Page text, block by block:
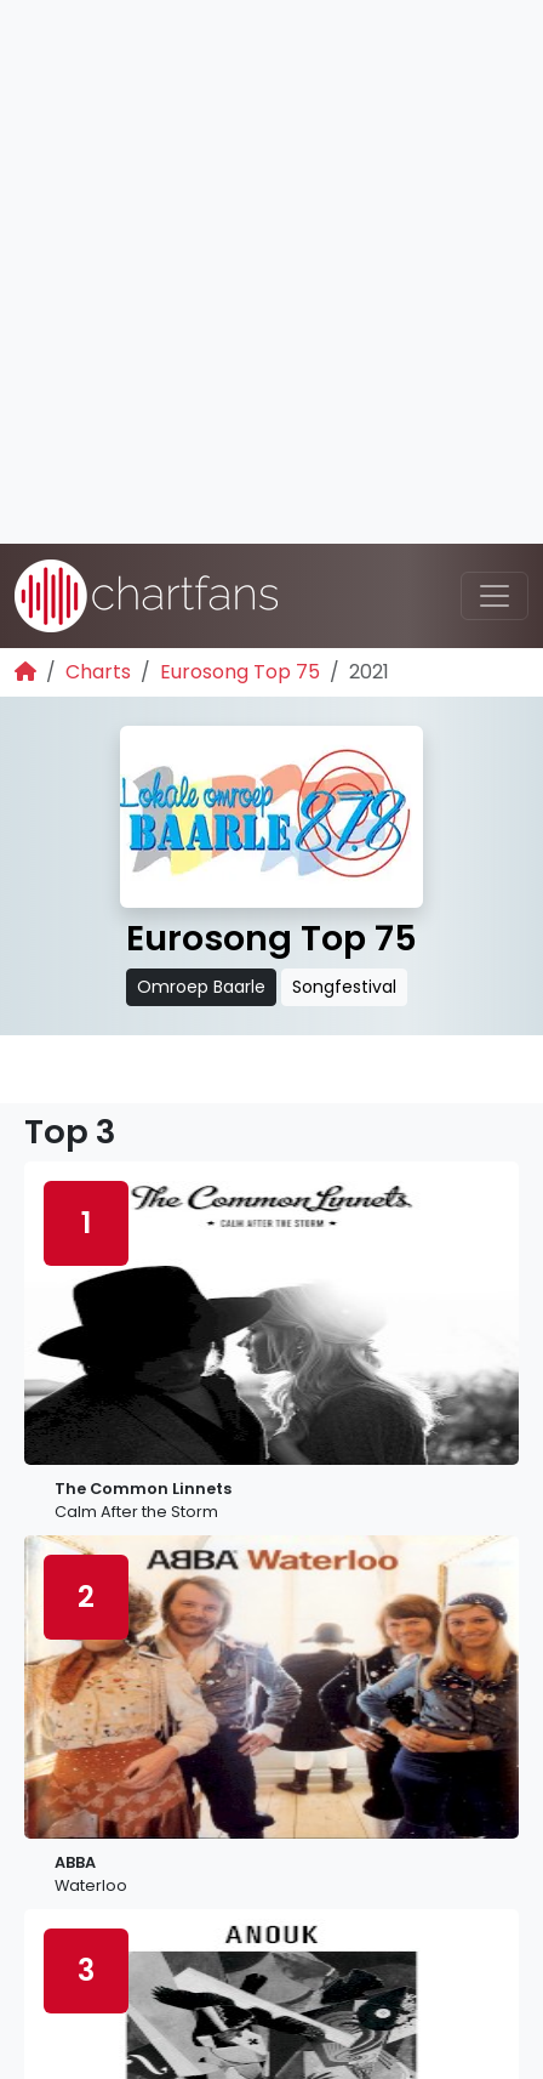
Charts Eurosong Top 75 2021
Eurosong Top 75
Omroep Baarle Songfestival
Top 3
1
The Common Linnets
Calm After the Storm
2
ABBA
Waterloo
3